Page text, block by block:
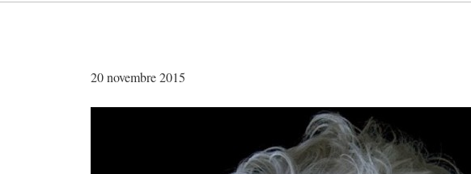
20 novembre 2015